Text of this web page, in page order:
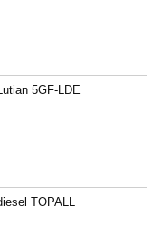
5GF-LDE
TOPALL